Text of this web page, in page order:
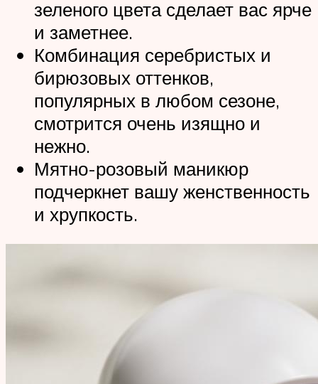
зеленого цвета сделает вас ярче
и заметнее.
Комбинация серебристых и
бирюзовых оттенков,
популярных в любом сезоне,
смотрится очень изящно и
нежно.
Мятно-розовый маникюр
подчеркнет вашу женственность
и хрупкость.